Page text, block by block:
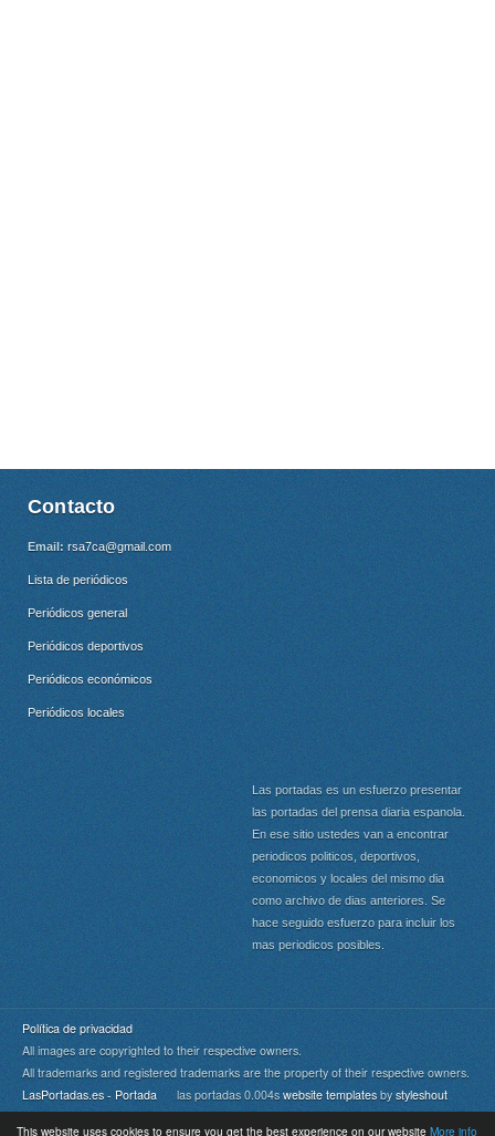
This website uses cookies to ensure you get the best experience on our website More info
Contacto
Email: rsa7ca@gmail.com
Lista de periódicos
Periódicos general
Periódicos deportivos
Periódicos económicos
Periódicos locales
Las portadas es un esfuerzo presentar
las portadas del prensa diaria espanola.
En ese sitio ustedes van a encontrar
periodicos politicos, deportivos,
economicos y locales del mismo dia
como archivo de dias anteriores. Se
hace seguido esfuerzo para incluir los
mas periodicos posibles.
Política de privacidad
All images are copyrighted to their respective owners.
All trademarks and registered trademarks are the property of their respective owners.
LasPortadas.es - Portada las portadas 0.004s website templates by styleshout